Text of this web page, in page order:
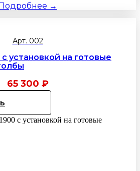
→
Арт. 002
установкой на готовые
65 300 ₽
с установкой на готовые